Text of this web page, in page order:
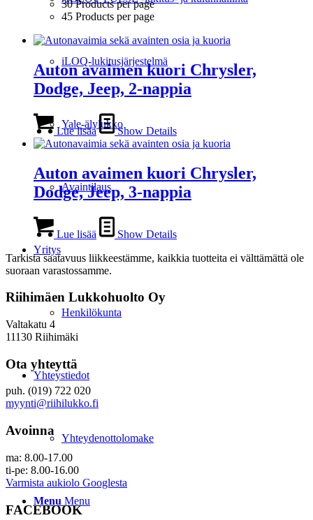
iLOQ-lukitusjärjestelmä
Yale-älylukko
Avaintilaus
Yritys
Henkilökunta
Yhteystiedot
Yhteydenottolomake
Menu Menu
30 Products per page
45 Products per page
Auton avaimen kuori Chrysler,
Dodge, Jeep, 2-nappia
Lue lisää Show Details
Auton avaimen kuori Chrysler,
Dodge, Jeep, 3-nappia
Lue lisää
Show Details
Tarkista saatavuus liikkeestämme, kaikkia tuotteita ei välttämättä ole
suoraan varastossamme.
Riihimäen Lukkohuolto Oy
Valtakatu 4
11130 Riihimäki
Ota yhteyttä
puh. (019) 722 020
myynti@riihilukko.fi
Avoinna
ma: 8.00-17.00
ti-pe: 8.00-16.00
Varmista aukiolo Googlesta
FACEBOOK